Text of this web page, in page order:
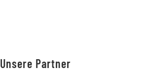
Unsere Partner